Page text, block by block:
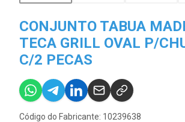
CONJUNTO TABUA
TECA GRILL OVAL P/
C/2 PECAS
Código do Fabricante: 10239638